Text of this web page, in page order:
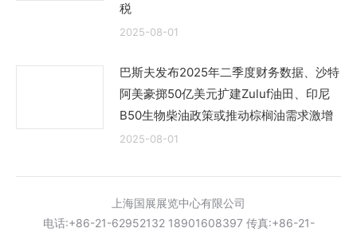
税
2025-08-01
巴斯夫发布2025年二季度财务数据、沙特
阿美豪掷50亿美元扩建Zuluf油田、印尼
B50生物柴油政策或推动棕榈油需求激增
2025-08-01
上海国展展览中心有限公司
电话:+86-21-62952132 18901608397 传真:+86-21-